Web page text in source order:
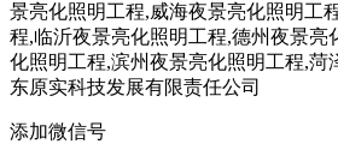
添加微信号